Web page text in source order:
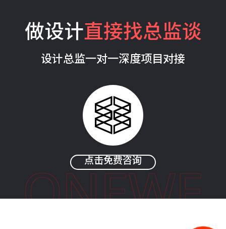
做设计直接找总监谈
设计总监一对一深度项目对接
点击免费咨询
ONEWE